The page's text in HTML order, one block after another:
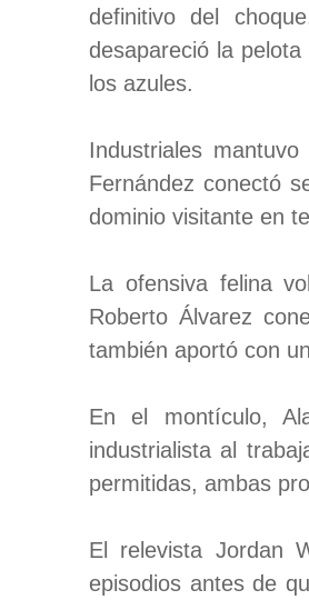
definitivo del
desapareció la
los azules.
Industriales
Fernández conectó
dominio visitante en
La ofensiva felina
Roberto Álvarez
también aportó con
En el montículo,
industrialista al
permitidas, ambas
El relevista Jordan
episodios antes de